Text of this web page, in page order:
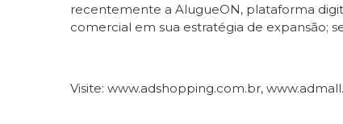
recentemente a AlugueON, plataforma
comercial em sua estratégia de expansão;
Visite: www.adshopping.com.br,